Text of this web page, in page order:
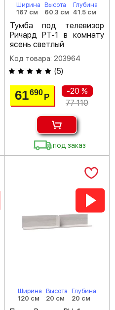
Ширина
167 см
Высота
60.3 см
Глубина
41.5 см
Тумба под телевизор
Ричард РТ-1 в комнату
ясень светлый
Код товара: 203964
(5)
61690 Р
-20 %
77 110
под заказ
Ширина
120 см
Высота
20 см
Глубина
20 см